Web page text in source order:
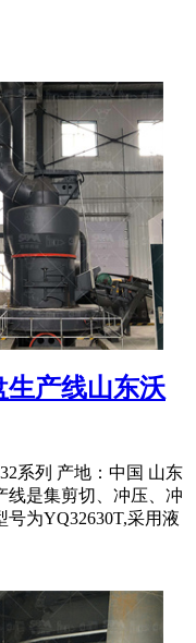
生产线山东沃
系列 产地：中国 山东
线是集剪切、冲压、冲
为YQ32630T,采用液